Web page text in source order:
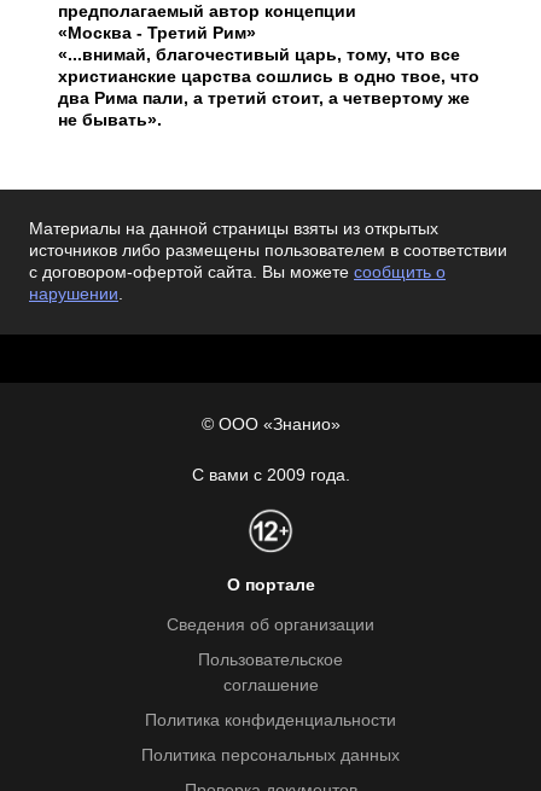
предполагаемый автор концепции
«Москва - Третий Рим»
«...внимай, благочестивый царь, тому, что все
христианские царства сошлись в одно твое, что
два Рима пали, а третий стоит, а четвертому же
не бывать».
Материалы на данной страницы взяты из открытых
источников либо размещены пользователем в соответствии
с договором-офертой сайта. Вы можете сообщить о
нарушении.
© ООО «Знанио»
С вами с 2009 года.
О портале
Сведения об организации
Пользовательское
соглашение
Политика конфиденциальности
Политика персональных данных